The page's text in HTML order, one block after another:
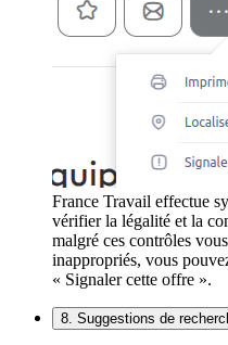
France Travail effectue
vérifier la légalité et la
malgré ces contrôles
inappropriés, vous
« Signaler cette offre ».
8. Suggestions de